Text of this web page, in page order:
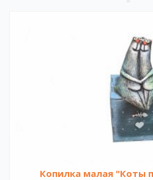
Копилка малая "Коты